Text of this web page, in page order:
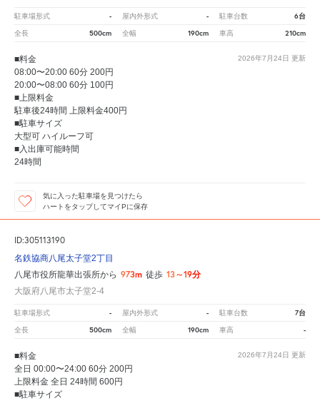
駐車場形式 - 屋内外形式 - 駐車台数 6台
全長 500cm 全幅 190cm 車高 210cm
2026年7月24日 更新
■料金
08:00〜20:00 60分 200円
20:00〜08:00 60分 100円
■上限料金
駐車後24時間 上限料金400円
■駐車サイズ
大型可 ハイルーフ可
■入出庫可能時間
24時間
気に入った駐車場を見つけたら
ハートをタップしてマイPに保存
ID:305113190
名鉄協商八尾太子堂2丁目
八尾市役所龍華出張所から 973m 徒歩 13～19分
大阪府八尾市太子堂2-4
駐車場形式 - 屋内外形式 - 駐車台数 7台
全長 500cm 全幅 190cm 車高 -
2026年7月24日 更新
■料金
全日 00:00〜24:00 60分 200円
上限料金 全日 24時間 600円
■駐車サイズ